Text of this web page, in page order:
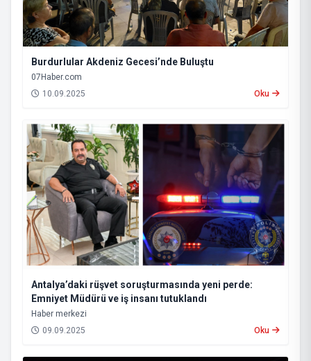
Burdurlular Akdeniz Gecesi’nde Buluştu
07Haber.com
10.09.2025
Oku
Antalya’daki rüşvet soruşturmasında yeni perde:
Emniyet Müdürü ve iş insanı tutuklandı
Haber merkezi
09.09.2025
Oku